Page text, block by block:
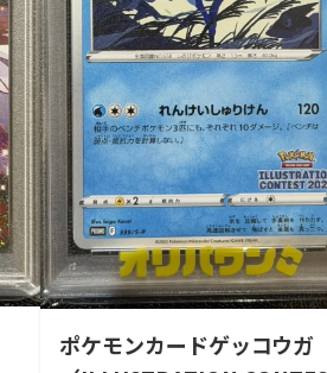
ポケモンカードゲッコウガ